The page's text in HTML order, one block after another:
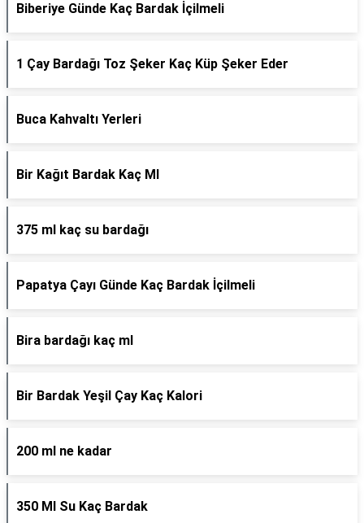
Biberiye Günde Kaç Bardak İçilmeli
1 Çay Bardağı Toz Şeker Kaç Küp Şeker Eder
Buca Kahvaltı Yerleri
Bir Kağıt Bardak Kaç Ml
375 ml kaç su bardağı
Papatya Çayı Günde Kaç Bardak İçilmeli
Bira bardağı kaç ml
Bir Bardak Yeşil Çay Kaç Kalori
200 ml ne kadar
350 Ml Su Kaç Bardak